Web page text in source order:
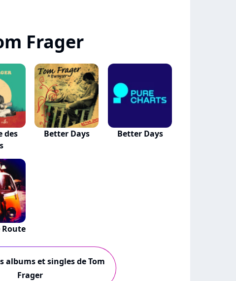
Frager
des
Better Days Better Days
Route
albums et singles de Tom
Frager